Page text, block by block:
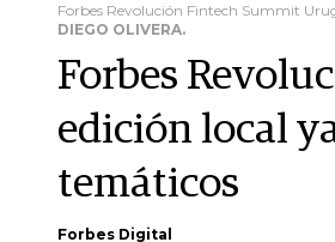
Forbes Revolución Fintech Summit
DIEGO OLIVERA.
Forbes
edición local
temáticos
Forbes Digital